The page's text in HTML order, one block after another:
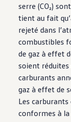
serre (CO₂)
tient au fait
rejeté dans
combustibles
de gaz à effet
soient réduites
carburants
gaz à effet de
Les
conformes à